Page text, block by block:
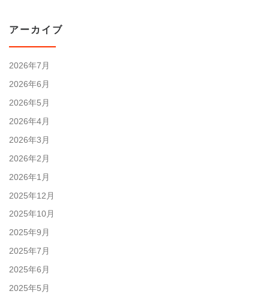
アーカイブ
2026年7月
2026年6月
2026年5月
2026年4月
2026年3月
2026年2月
2026年1月
2025年12月
2025年10月
2025年9月
2025年7月
2025年6月
2025年5月